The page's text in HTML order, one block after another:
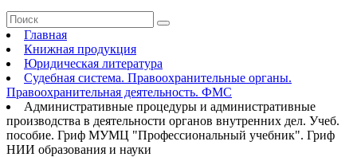
Главная
Книжная продукция
Юридическая литература
Судебная система. Правоохранительные органы.
Правоохранительная деятельность. ФМС
Административные процедуры и административные
производства в деятельности органов внутренних дел. Учеб.
пособие. Гриф МУМЦ "Профессиональный учебник". Гриф
НИИ образования и науки